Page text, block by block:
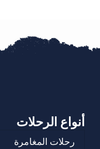
أنواع الرحلات
رحلات المغامرة